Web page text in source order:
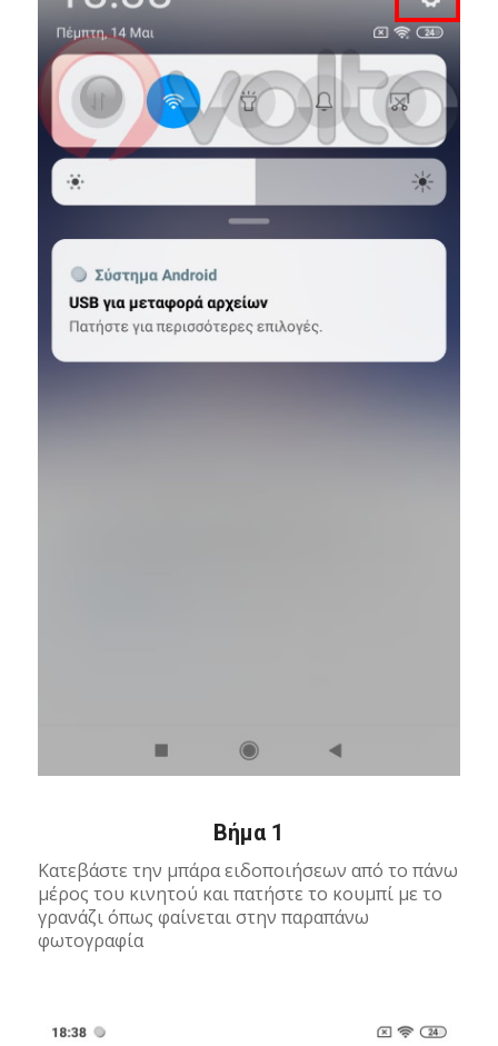
Βήμα 1
Κατεβάστε την μπάρα ειδοποιήσεων από το πάνω
μέρος του κινητού και πατήστε το κουμπί με το
γρανάζι όπως φαίνεται στην παραπάνω
φωτογραφία